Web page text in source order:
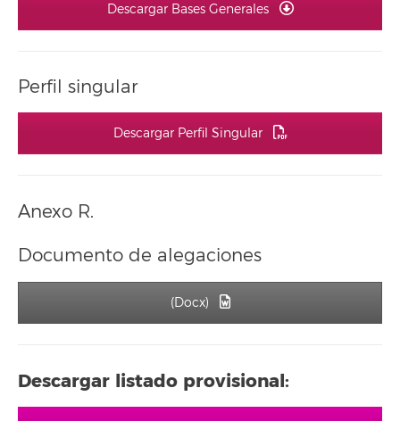
Descargar Bases Generales
Perfil singular
Descargar Perfil Singular
Anexo R.
Documento de alegaciones
(Docx)
Descargar listado provisional: